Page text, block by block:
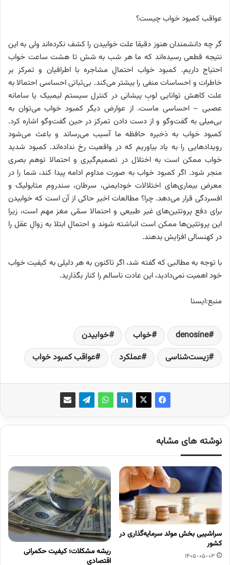
عواقب کمبود خواب چیست؟
گر چه دانشمندان هنوز دقیقا علت خوابیدن را کشف نکرده‌اند ولی به این
نتیجه‌ قطعی رسیده‌اند که ما هر شب به شش تا هشت ساعت خواب
احتیاج داریم. کمبود خواب احتمالِ مشاجره با اطرافیان و تمرکز بر
خاطرات و احساسات منفی را بیشتر می‌کند. بی‌ثباتی احساسی احتمالا به‌
علت کاهش توانایی لوبِ پیشانی در کنترل سیستم لیمبیک یا سامانه‌
عصبی‌ – احساسی ماست. از عوارض دیگر کمبود خواب می‌توان به
بی‌میلی به گفت‌وگو و از دست دادن تمرکز در حین گفت‌وگو اشاره کرد.
کمبود خواب به ذخیره‌ حافظه ما آسیب می‌رساند و باعث می‌شود
رویدادهایی را به‌ یاد بیاوریم که در واقعیت رخ نداده‌اند. کمبود شدید
خواب ممکن است به اختلال در تصمیم‌گیری و احتمالا توهم بصری
منجر شود. اگر کمبود خواب به‌ صورت مداوم ادامه پیدا کند، شما را در
معرض بیماری‌های اختلالات خودایمنی، سرطان، سندروم متابولیک و
افسردگی قرار می‌دهد. چرا؟ مطالعات اخیر حاکی از آن است که خوابیدن
برای دفع پروتئین‌های غیر طبیعی و احتمالا سمّی مغز مهم است، زیرا
این پروتئین‌ها ممکن است انباشته شوند و احتمالِ ابتلا به زوالِ عقل را
در کهنسالی افزایش بدهند.
با توجه به مطالبی که گفته شد، اگر تاکنون به هر دلیلی به کیفیت خواب
خود اهمیت نمی‌دادید، این عادت ناسالم را کنار بگذارید.
منبع:ایسنا
denosine خواب
خوابیدن
زیست‌شناسی
عملکرد عواقب کمبود خواب
نوشته های مشابه
سراشیبی بخش مولد سرمایه‌گذاری در
کشور
1405-05-03
ریشه مشکلات؛ کیفیت حکمرانی
اقتصادی